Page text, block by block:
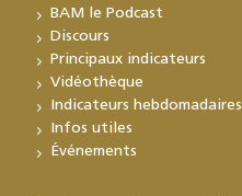
BAM le Podcast
Discours
Principaux indicateurs
Vidéothèque
Indicateurs hebdomadaires
Infos utiles
Événements